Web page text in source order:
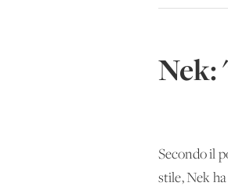
Nek:
Secondo il
stile, Nek